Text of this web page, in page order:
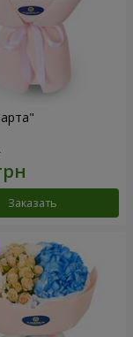
Заказать